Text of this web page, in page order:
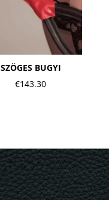
SZÖGES BUGYI
€143.30